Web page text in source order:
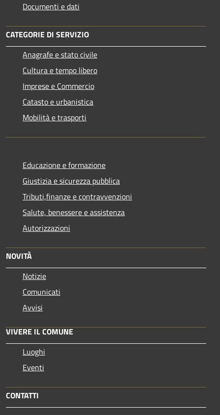
Documenti e dati
CATEGORIE DI SERVIZIO
Anagrafe e stato civile
Cultura e tempo libero
Imprese e Commercio
Catasto e urbanistica
Mobilità e trasporti
Educazione e formazione
Giustizia e sicurezza pubblica
Tributi,finanze e contravvenzioni
Salute, benessere e assistenza
Autorizzazioni
NOVITÀ
Notizie
Comunicati
Avvisi
VIVERE IL COMUNE
Luoghi
Eventi
CONTATTI